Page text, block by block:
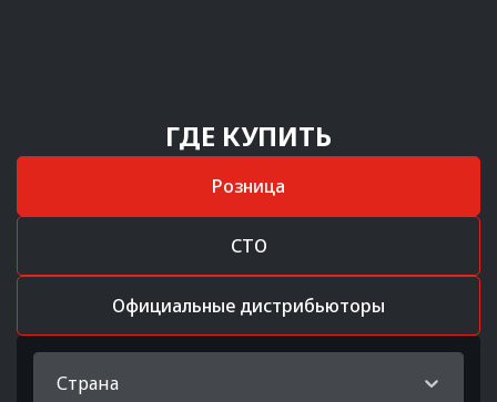
ГДЕ КУПИТЬ
Розница
СТО
Официальные дистрибьюторы
Страна